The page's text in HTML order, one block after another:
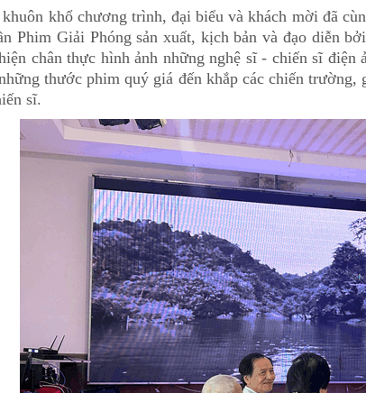
khổ chương trình, đại biểu và khách mời đã
Phim Giải Phóng sản xuất, kịch bản và đạo diễn
chân thực hình ảnh những nghệ sĩ - chiến sĩ
thước phim quý giá đến khắp các chiến trường,
sĩ.